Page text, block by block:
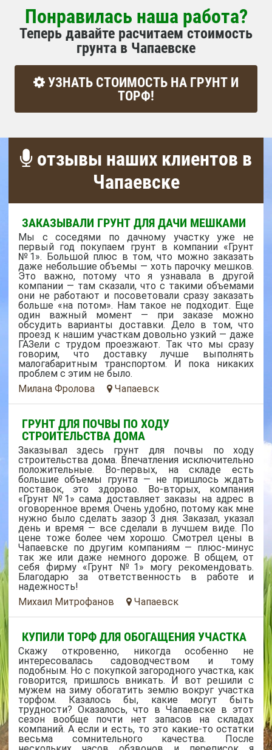
Понравилась наша работа?
Теперь давайте расчитаем стоимость
грунта в Чапаевске
УЗНАТЬ СТОИМОСТЬ НА ГРУНТ И
ТОРФ!
отзывы наших клиентов в
Чапаевске
ЗАКАЗЫВАЛИ ГРУНТ ДЛЯ ДАЧИ МЕШКАМИ
Мы с соседями по дачному участку уже не
первый год покупаем грунт в компании «Грунт
№1». Большой плюс в том, что можно заказать
даже небольшие объемы — хоть парочку мешков.
Это важно, потому что я узнавала в другой
компании — там сказали, что с такими объемами
они не работают и посоветовали сразу заказать
больше «на потом». Нам такое не подходит. Еще
один важный момент — при заказе можно
обсудить варианты доставки. Дело в том, что
проезд к нашим участкам довольно узкий — даже
ГАЗели с трудом проезжают. Так что мы сразу
говорим, что доставку лучше выполнять
малогабаритным транспортом. И пока никаких
проблем с этим не было.
Милана Фролова
Чапаевск
ГРУНТ ДЛЯ ПОЧВЫ ПО ХОДУ
СТРОИТЕЛЬСТВА ДОМА
Заказывал здесь грунт для почвы по ходу
строительства дома. Впечатления исключительно
положительные. Во-первых, на складе есть
большие объемы грунта — не пришлось ждать
поставок, это здорово. Во-вторых, компания
«Грунт №1» сама доставляет заказы на адрес в
оговоренное время. Очень удобно, потому как мне
нужно было сделать зазор 3 дня. Заказал, указал
день и время — все сделали в лучшем виде. По
цене тоже более чем хорошо. Смотрел цены в
Чапаевске по другим компаниям — плюс-минус
так же или даже немного дороже. В общем, от
себя фирму «Грунт №1» могу рекомендовать.
Благодарю за ответственность в работе и
надежность!
Михаил Митрофанов
Чапаевск
КУПИЛИ ТОРФ ДЛЯ ОБОГАЩЕНИЯ УЧАСТКА
Скажу откровенно, никогда особенно не
интересовалась садоводчеством и тому
подобным. Но с покупкой загородного участка, как
говорится, пришлось вникать. И вот решили с
мужем на зиму обогатить землю вокруг участка
торфом. Казалось бы, какие могут быть
трудности? Оказалось, что в Чапаевске в этот
сезон вообще почти нет запасов на складах
компаний. А если и есть, то это какие-то остатки
весьма сомнительного качества. После